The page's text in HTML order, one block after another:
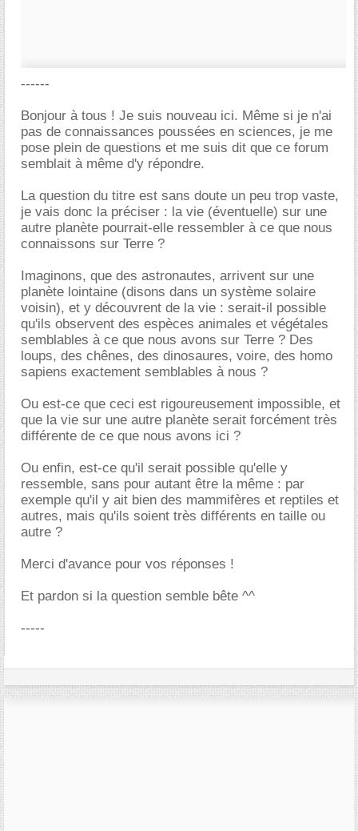
------
Bonjour à tous ! Je suis nouveau ici. Même si je n'ai
pas de connaissances poussées en sciences, je me
pose plein de questions et me suis dit que ce forum
semblait à même d'y répondre.
La question du titre est sans doute un peu trop vaste,
je vais donc la préciser : la vie (éventuelle) sur une
autre planète pourrait-elle ressembler à ce que nous
connaissons sur Terre ?
Imaginons, que des astronautes, arrivent sur une
planète lointaine (disons dans un système solaire
voisin), et y découvrent de la vie : serait-il possible
qu'ils observent des espèces animales et végétales
semblables à ce que nous avons sur Terre ? Des
loups, des chênes, des dinosaures, voire, des homo
sapiens exactement semblables à nous ?
Ou est-ce que ceci est rigoureusement impossible, et
que la vie sur une autre planète serait forcément très
différente de ce que nous avons ici ?
Ou enfin, est-ce qu'il serait possible qu'elle y
ressemble, sans pour autant être la même : par
exemple qu'il y ait bien des mammifères et reptiles et
autres, mais qu'ils soient très différents en taille ou
autre ?
Merci d'avance pour vos réponses !
Et pardon si la question semble bête ^^
-----